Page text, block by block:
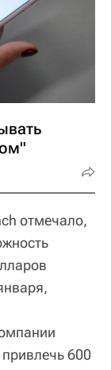
отмечало,
600